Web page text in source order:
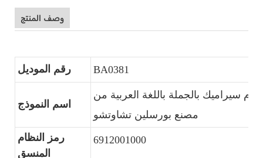
وصف المنتج
رقم الموديل BA0381
اسم النموذج
سيراميك بالجملة باللغة العربية من
مصنع بورسلين تشاوتشو
رمز النظام
المنسق
6912001000